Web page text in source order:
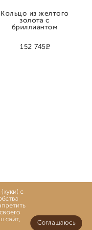
152 745Р
Кольцо из желтого
золота с
бриллиантом
(куки) с
сайт,
Соглашаюсь